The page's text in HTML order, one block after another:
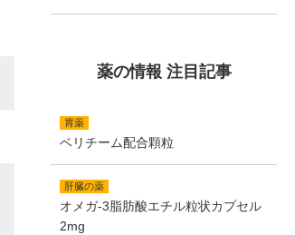
薬の情報 注目記事
胃薬
ベリチーム配合顆粒
肝臓の薬
オメガ-3脂肪酸エチル粒状カプセル
2mg